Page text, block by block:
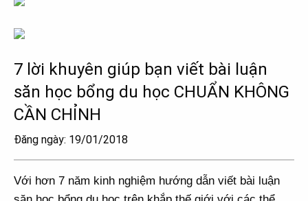
7 lời khuyên giúp bạn viết bài luận
săn học bổng du học CHUẨN KHÔNG
CẦN CHỈNH
Đăng ngày: 19/01/2018
Với hơn 7 năm kinh nghiệm hướng dẫn viết bài luận